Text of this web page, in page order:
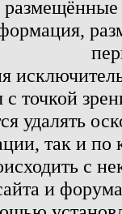
с точкой
удалять
так и по
с
и